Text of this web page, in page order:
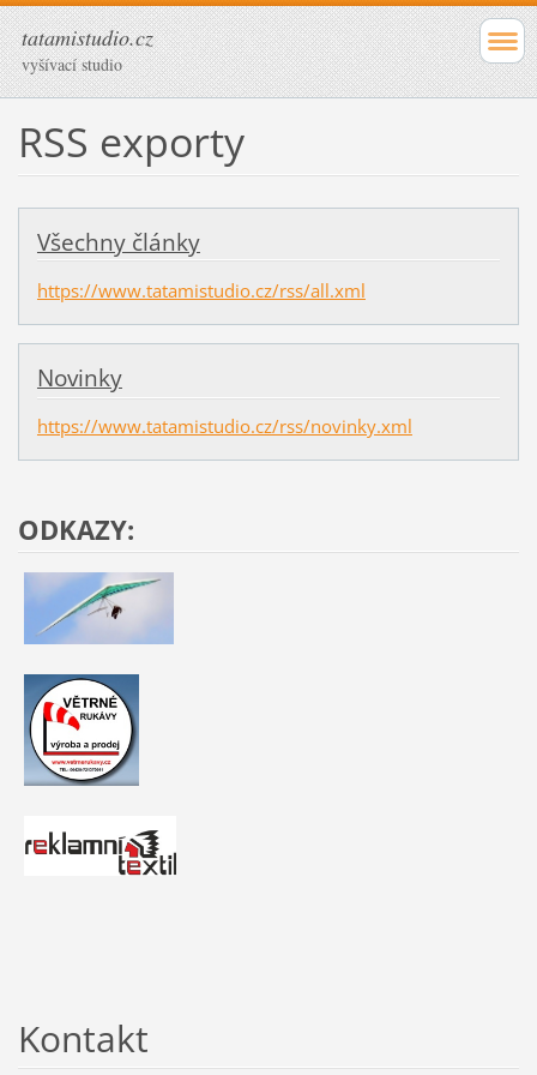
tatamistudio.cz
vyšívací studio
RSS exporty
Všechny články
https://www.tatamistudio.cz/rss/all.xml
Novinky
https://www.tatamistudio.cz/rss/novinky.xml
ODKAZY:
Kontakt